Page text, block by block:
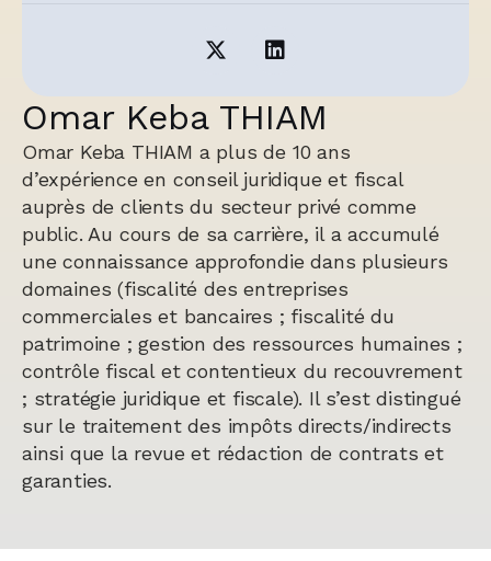
Omar Keba THIAM
Omar Keba THIAM a plus de 10 ans
d’expérience en conseil juridique et fiscal
auprès de clients du secteur privé comme
public. Au cours de sa carrière, il a accumulé
une connaissance approfondie dans plusieurs
domaines (fiscalité des entreprises
commerciales et bancaires ; fiscalité du
patrimoine ; gestion des ressources humaines ;
contrôle fiscal et contentieux du recouvrement
; stratégie juridique et fiscale). Il s’est distingué
sur le traitement des impôts directs/indirects
ainsi que la revue et rédaction de contrats et
garanties.